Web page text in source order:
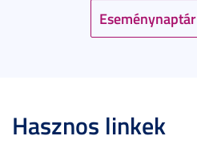
Eseménynaptár
Hasznos linkek